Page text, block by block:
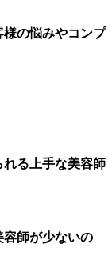
様の悩みやコンプ
れる上手な美容師
容師が少ないの